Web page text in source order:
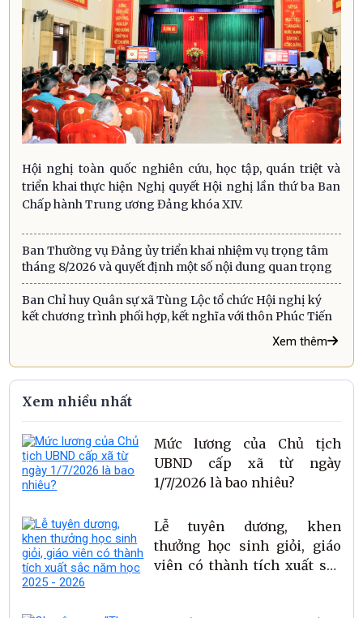
Hội nghị toàn quốc nghiên cứu, học tập, quán triệt và
triển khai thực hiện Nghị quyết Hội nghị lần thứ ba Ban
Chấp hành Trung ương Đảng khóa XIV.
Ban Thường vụ Đảng ủy triển khai nhiệm vụ trọng tâm
tháng 8/2026 và quyết định một số nội dung quan trọng
Ban Chỉ huy Quân sự xã Tùng Lộc tổ chức Hội nghị ký
kết chương trình phối hợp, kết nghĩa với thôn Phúc Tiến
Xem thêm
Xem nhiều nhất
Mức lương của Chủ tịch
UBND cấp xã từ ngày
1/7/2026 là bao nhiêu?
Lễ tuyên dương, khen
thưởng học sinh giỏi, giáo
viên có thành tích xuất sắc